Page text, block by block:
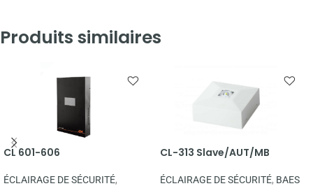
Produits similaires
CL 601-606
ÉCLAIRAGE DE SÉCURITÉ,
CL-313 Slave/AUT/MB
ÉCLAIRAGE DE SÉCURITÉ, BAES